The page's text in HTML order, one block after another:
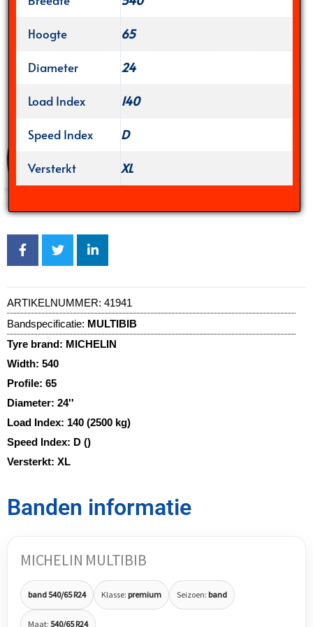
Hoogte
65
Diameter
24
Load Index
140
Speed Index
D
Versterkt
XL
ARTIKELNUMMER: 41941
Bandspecificatie: MULTIBIB
Tyre brand: MICHELIN
Width: 540
Profile: 65
Diameter: 24''
Load Index: 140 (2500 kg)
Speed Index: D ()
Versterkt: XL
Banden informatie
MICHELIN MULTIBIB
band 540/65 R24 Klasse: premium Seizoen: band
Maat: 540/65 R24